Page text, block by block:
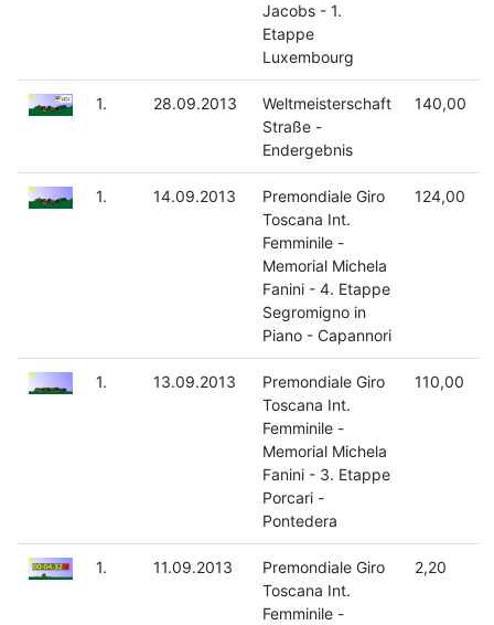
Jacobs - 1.
Etappe
Luxembourg
1. 28.09.2013
Weltmeisterschaft
Straße -
Endergebnis
140,00
1. 14.09.2013
Premondiale Giro
Toscana Int.
Femminile -
Memorial Michela
Fanini - 4. Etappe
Segromigno in
Piano - Capannori
124,00
1. 13.09.2013
Premondiale Giro
Toscana Int.
Femminile -
Memorial Michela
Fanini - 3. Etappe
Porcari -
Pontedera
110,00
1. 11.09.2013
Premondiale Giro
Toscana Int.
Femminile -
2,20